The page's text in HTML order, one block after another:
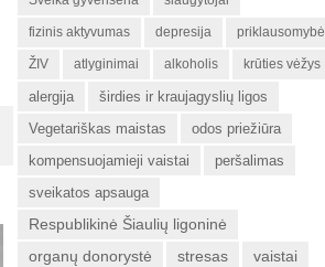
fizinis aktyvumas depresija priklausomybė
ŽIV atlyginimai alkoholis krūties vėžys
alergija
širdies ir kraujagyslių ligos
Vegetariškas maistas
odos priežiūra
kompensuojamieji vaistai
peršalimas
sveikatos apsauga
Respublikinė Šiaulių ligoninė
organų donorystė
stresas vaistai